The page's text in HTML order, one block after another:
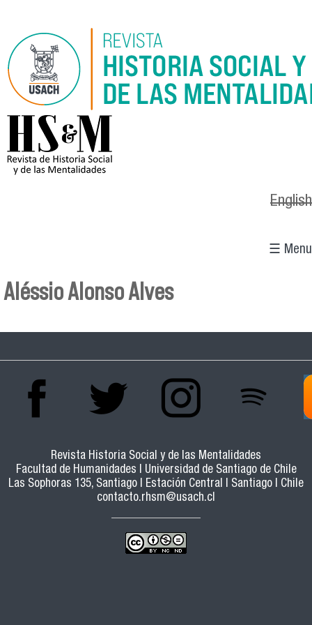
logo_hsm_2021.png
English
☰ Menu
Aléssio Alonso Alves
Revista Historia Social y de las Mentalidades
Facultad de Humanidades | Universidad de Santiago de Chile
Las Sophoras 135, Santiago | Estación Central | Santiago | Chile
contacto.rhsm@usach.cl